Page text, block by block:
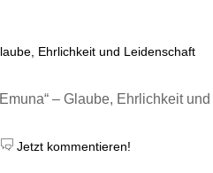
Ehrlichkeit und Leidenschaft
Jetzt kommentieren!